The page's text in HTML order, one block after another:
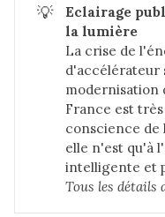
💡
Eclairage
la lumière
La crise de
d'accélérateur
modernisation
France est très
conscience de
elle n'est qu'à
intelligente et
Tous les détails